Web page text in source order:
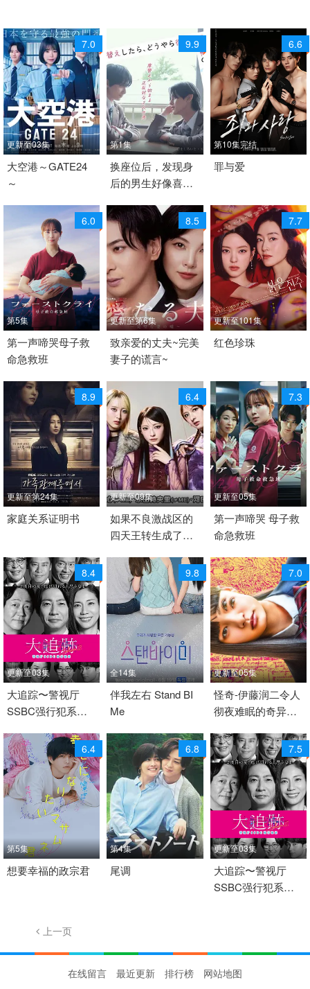
7.0
更新至03集
2026 / 日本 / 日语
日本
大空港～GATE24
～
9.9
第1集
2026 / 日本 / 日语
日本
换座位后，发现身
后的男生好像喜欢
6.6
第10集完结
2026 / 韩国 / 韩语
罪与爱
6.0
第5集
2026 / 日本 / 日语
日剧
第一声啼哭母子救
命急救班
8.5
更新至第6集
2026 / 日本 / 日语
日本 日剧
致亲爱的丈夫~完美
妻子的谎言~
7.7
更新至101集
2026 / 韩国 / 韩语
红色珍珠
8.9
更新至第24集
2026 / 韩国 / 韩语
家庭关系证明书
6.4
更新至09集
2026 / 日本 / 日语
日剧
如果不良激战区的
四天王转生成了偶
7.3
更新至05集
2026 / 日本 / 日语
日本
第一声啼哭 母子救
命急救班
8.4
更新至03集
2026 / 日本 / 日语
日本
大追踪〜警视厅
SSBC强行犯系〜
9.8
全14集
2026 / 韩国 / 韩语
韩国 日韩综艺
伴我左右 Stand BI
Me
7.0
更新至05集
2026 / 日本 / 日语
剧情 恐怖 日本
怪奇-伊藤润二令人
彻夜难眠的奇异故
6.4
第5集
2026 / 日本 / 日语
想要幸福的政宗君
6.8
第4集
2026 / 日本 / 日语
尾调
7.5
更新至03集
2026 / 日本 / 日语
剧情 悬疑 犯罪 日本
大追踪〜警视厅
SSBC强行犯系〜
上一页
在线留言 最近更新 排行榜
网站地图